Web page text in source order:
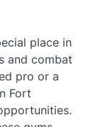
place in
and combat
pro or a
Fort